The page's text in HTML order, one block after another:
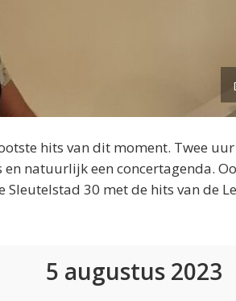
hits van dit moment. Twee
natuurlijk een concertagenda.
30 met de hits van de
5 augustus 2023